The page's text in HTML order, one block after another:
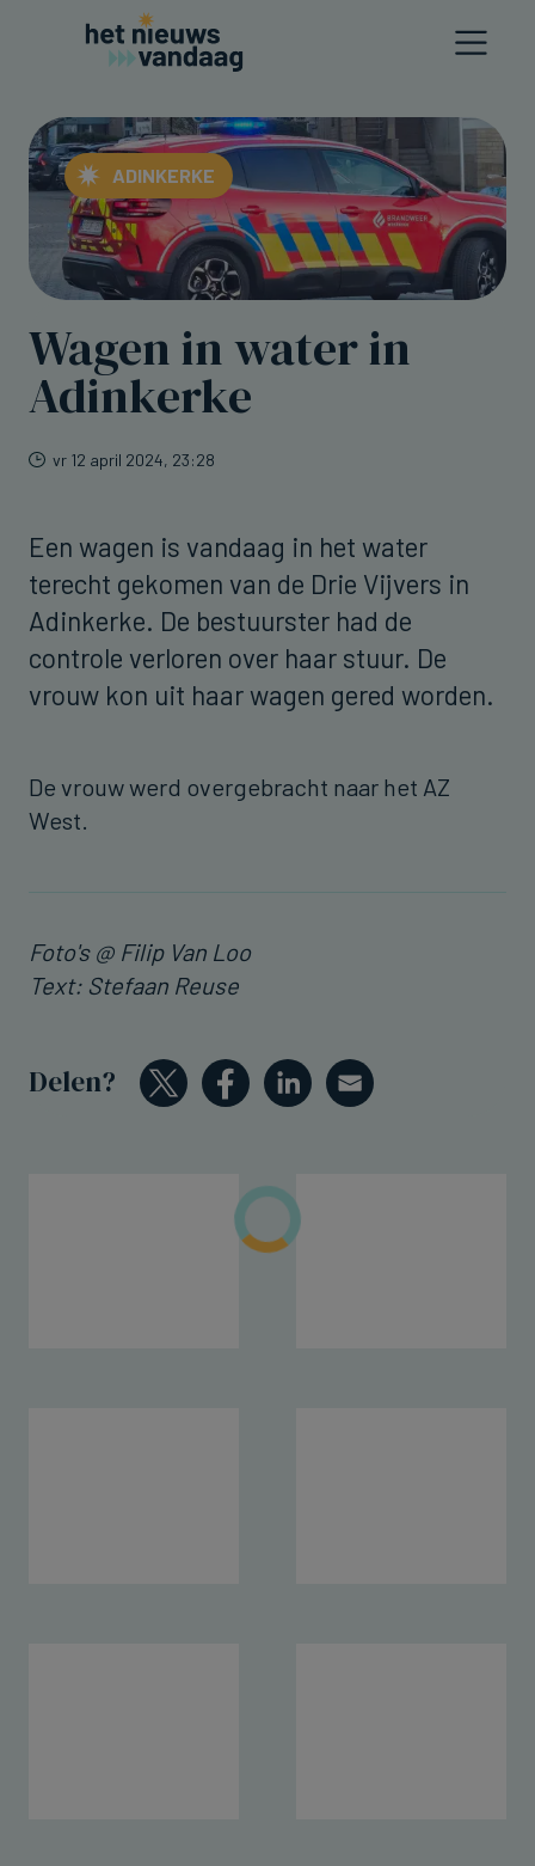
ADINKERKE
Wagen in water in
Adinkerke
vr 12 april 2024, 23:28
Een wagen is vandaag in het water
terecht gekomen van de Drie Vijvers in
Adinkerke. De bestuurster had de
controle verloren over haar stuur. De
vrouw kon uit haar wagen gered worden.
De vrouw werd overgebracht naar het AZ
West.
Foto's @ Filip Van Loo
Text: Stefaan Reuse
Delen?